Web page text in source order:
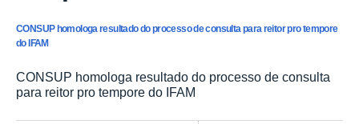
CONSUP homologa resultado do processo de consulta para reitor pro tempore
do IFAM
CONSUP homologa resultado do processo de consulta
para reitor pro tempore do IFAM